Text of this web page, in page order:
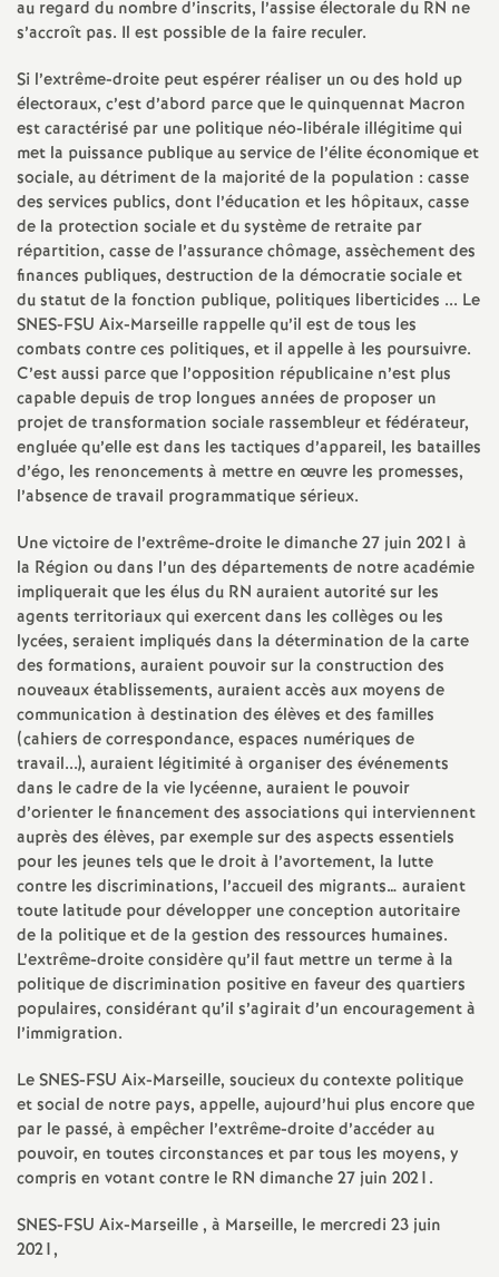
e
m
e
n
t
s
d
e
S
e
c
o
n
d
d
e
g
r
é
O
r
l
au regard du nombre d’inscrits, l’assise électorale du RN ne
s’accroît pas. Il est possible de la faire reculer.
Si l’extrême-droite peut espérer réaliser un ou des hold up
électoraux, c’est d’abord parce que le quinquennat Macron
est caractérisé par une politique néo-libérale illégitime qui
met la puissance publique au service de l’élite économique et
sociale, au détriment de la majorité de la population : casse
des services publics, dont l’éducation et les hôpitaux, casse
de la protection sociale et du système de retraite par
répartition, casse de l’assurance chômage, assèchement des
finances publiques, destruction de la démocratie sociale et
du statut de la fonction publique, politiques liberticides ... Le
SNES-FSU Aix-Marseille rappelle qu’il est de tous les
combats contre ces politiques, et il appelle à les poursuivre.
C’est aussi parce que l’opposition républicaine n’est plus
capable depuis de trop longues années de proposer un
projet de transformation sociale rassembleur et fédérateur,
engluée qu’elle est dans les tactiques d’appareil, les batailles
d’égo, les renoncements à mettre en œuvre les promesses,
l’absence de travail programmatique sérieux.
Une victoire de l’extrême-droite le dimanche 27 juin 2021 à
la Région ou dans l’un des départements de notre académie
impliquerait que les élus du RN auraient autorité sur les
agents territoriaux qui exercent dans les collèges ou les
lycées, seraient impliqués dans la détermination de la carte
des formations, auraient pouvoir sur la construction des
nouveaux établissements, auraient accès aux moyens de
communication à destination des élèves et des familles
(cahiers de correspondance, espaces numériques de
travail...), auraient légitimité à organiser des événements
dans le cadre de la vie lycéenne, auraient le pouvoir
d’orienter le financement des associations qui interviennent
auprès des élèves, par exemple sur des aspects essentiels
pour les jeunes tels que le droit à l’avortement, la lutte
contre les discriminations, l’accueil des migrants… auraient
toute latitude pour développer une conception autoritaire
de la politique et de la gestion des ressources humaines.
L’extrême-droite considère qu’il faut mettre un terme à la
politique de discrimination positive en faveur des quartiers
populaires, considérant qu’il s’agirait d’un encouragement à
l’immigration.
Le SNES-FSU Aix-Marseille, soucieux du contexte politique
et social de notre pays, appelle, aujourd’hui plus encore que
par le passé, à empêcher l’extrême-droite d’accéder au
pouvoir, en toutes circonstances et par tous les moyens, y
compris en votant contre le RN dimanche 27 juin 2021.
SNES-FSU Aix-Marseille , à Marseille, le mercredi 23 juin
2021,